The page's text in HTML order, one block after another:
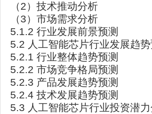
（2）技术推动分析
（3）市场需求分析
5.1.2 行业发展前景预测
5.2 人工智能芯片行业发展趋势
5.2.1 行业整体趋势预测
5.2.2 市场竞争格局预测
5.2.3 产品发展趋势预测
5.2.4 技术发展趋势预测
5.3 人工智能芯片行业投资潜